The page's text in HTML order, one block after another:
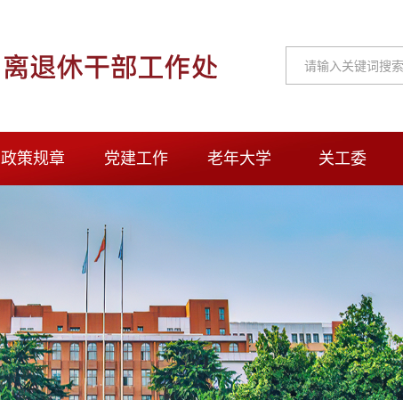
政策规章 党建工作 老年大学 关工委